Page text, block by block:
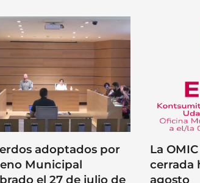
adoptados por
Municipal
el 27 de julio de
La
cerrada
agosto